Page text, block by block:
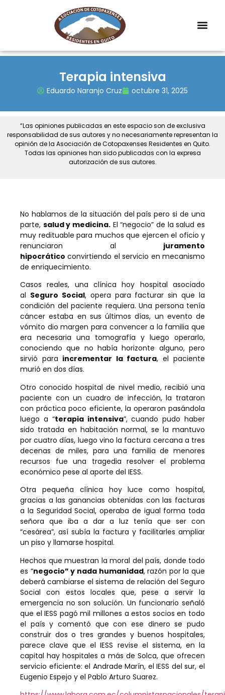
Terapia intensiva
Eduardo Naranjo Cruz octubre 31, 2025
“Las opiniones publicadas en este espacio son de exclusiva
responsabilidad de sus autores y no necesariamente representan la
opinión de la Asociación de Cotopaxenses Residentes en Quito.
Todas las opiniones han sido publicadas con la expresa
autorización de sus autores.
No hablamos de la situación del país pero si de una
parte, salud y medicina. El “negocio” de la salud es
muy redituable para muchos que ejercen el oficio y
renunciaron al juramento
hipocrático convirtiendo el servicio en mecanismo
de enriquecimiento.
Casos reales, una clínica hoy hospital asociado
al Seguro Social, opera para facturar sin que la
condición del paciente requiera. Una persona tenía
cáncer estaba en sus últimos días, un evento de
vómito dio margen para convencer a la familia que
era necesaria una tomografía y luego operarlo,
conociendo que no había horizonte alguno, pero
sirvió para incrementar la factura, el paciente
murió en dos días.
Otro conocido hospital de nivel medio, recibió una
paciente con un cuadro de infección, la trataron
con práctica poco eficiente, la operaron pasándola
luego a “terapia intensiva”, cuando pudo haber
sido tratada en habitación normal, se la mantuvo
por cuatro días, luego vino la factura cercana a tres
decenas de miles, para una familia de menores
recursos fue una tragedia resolver el problema
económico pese al aporte del IESS.
Otra pequeña clínica hoy luce como hospital,
gracias a las ganancias obtenidas con las facturas
a la Seguridad Social, operaba de igual forma toda
señora que iba a dar a luz tenía que ser con
“cesárea”, así subía la factura y facilitarles ampliar
un piso y llamarse hospital.
Hechos que muestran la moral del país, donde todo
es “negocio” y nada humanidad, razón por la que
deberá cambiarse el sistema de relación del Seguro
Social con estos locales que, pese a servir la
emergencia no son solución. Un funcionario señaló
que el IESS pagó mil millones a estos socios en todo
el país y comentó que con ese dinero se pudo
construir dos o tres grandes y buenos hospitales,
parece clave que el IESS revise el sistema, en la
capital hay hospitales a más de Solca, que ofrecen
servicio eficiente: el Andrade Marín, el IESS del sur, el
Eugenio Espejo y el Pablo Arturo Suarez.